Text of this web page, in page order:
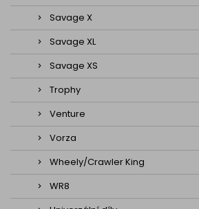
Savage X
Savage XL
Savage XS
Trophy
Venture
Vorza
Wheely/Crawler King
WR8